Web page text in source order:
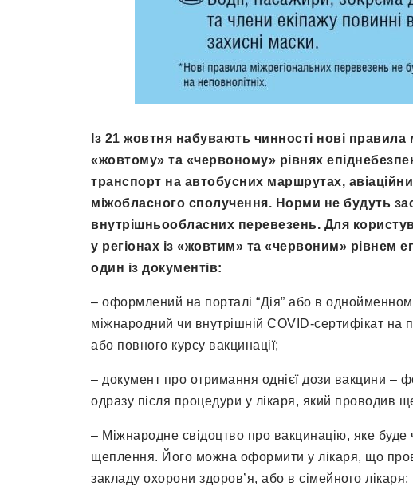
Із 21 жовтня набувають чинності нові
«жовтому» та «червоному» рівнях
транспорт на автобусних маршрутах,
міжобласного сполучення. Норми не будуть
внутрішньообласних перевезень. Для
у регіонах із «жовтим» та «червоним» рівнем
один із документів:
– оформлений на порталі “Дія” або в
міжнародний чи внутрішній COVID-сертифікат на
або повного курсу вакцинації;
– документ про отримання однієї дози вакцини
одразу після процедури у лікаря, який проводив
– Міжнародне свідоцтво про вакцинацію, яке буде
щеплення. Його можна оформити у лікаря, що
закладу охорони здоров’я, або в сімейного лікаря;